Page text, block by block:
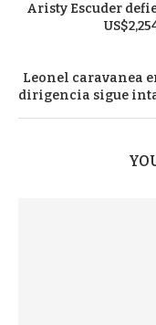
Aristy Escuder
Leonel caravanea
dirigencia sigue